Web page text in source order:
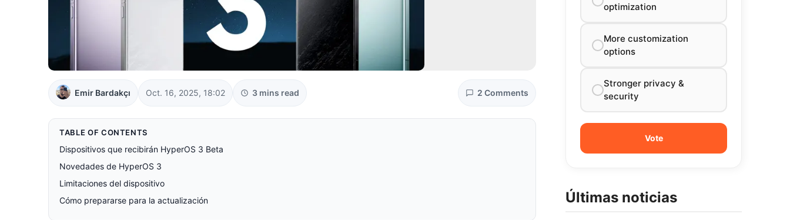
Emir Bardakçı Oct. 16, 2025, 18:02 3 mins read 2 Comments
TABLE OF CONTENTS
Dispositivos que recibirán HyperOS 3 Beta
Novedades de HyperOS 3
Limitaciones del dispositivo
Cómo prepararse para la actualización
optimization
More customization
options
Stronger privacy &
security
Últimas noticias